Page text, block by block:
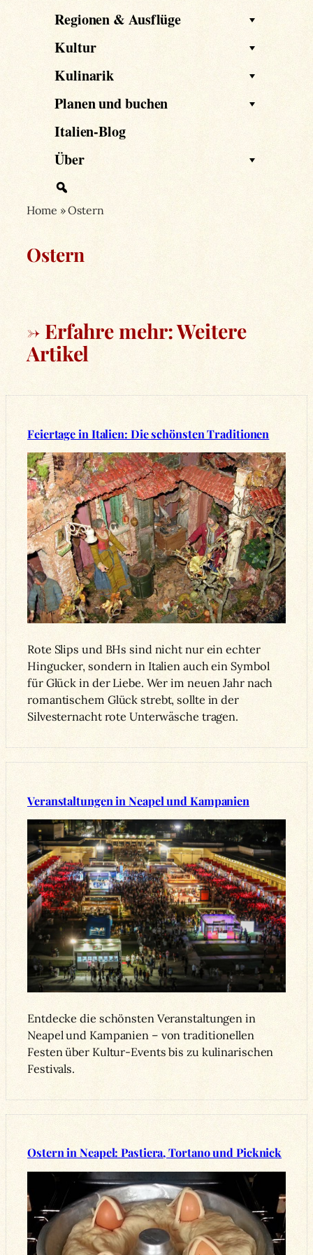
Regionen & Ausflüge
Kultur
Kulinarik
Planen und buchen
Italien-Blog
Über
Home »Ostern
Ostern
→ Erfahre mehr: Weitere
Artikel
Feiertage in Italien: Die schönsten Traditionen
Rote Slips und BHs sind nicht nur ein echter
Hingucker, sondern in Italien auch ein Symbol
für Glück in der Liebe. Wer im neuen Jahr nach
romantischem Glück strebt, sollte in der
Silvesternacht rote Unterwäsche tragen.
Veranstaltungen in Neapel und Kampanien
Entdecke die schönsten Veranstaltungen in
Neapel und Kampanien – von traditionellen
Festen über Kultur-Events bis zu kulinarischen
Festivals.
Ostern in Neapel: Pastiera, Tortano und Picknick